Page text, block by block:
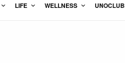
LIFE WELLNESS UNOCLUB